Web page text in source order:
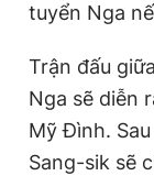
tuyển Nga
Trận đấu
Nga sẽ diễn
Mỹ Đình.
Sang-sik sẽ